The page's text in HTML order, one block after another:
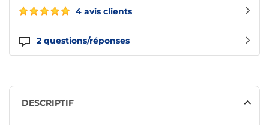
4 avis clients
2 questions/réponses
DESCRIPTIF